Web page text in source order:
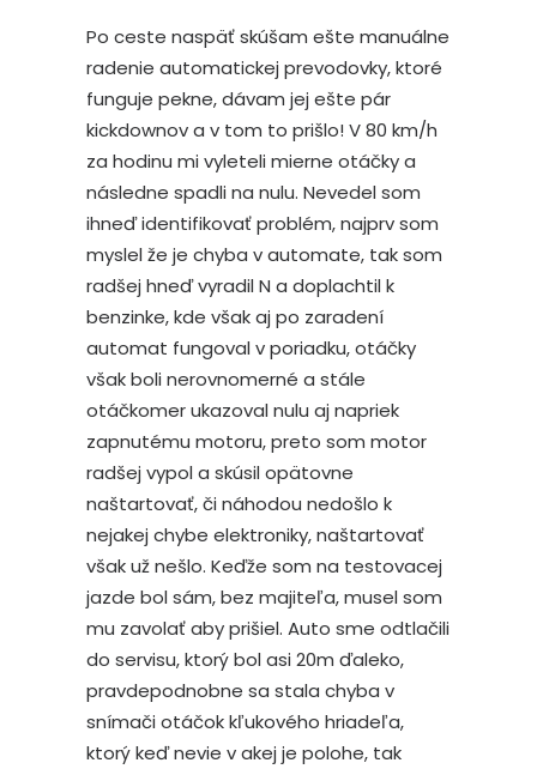
Po ceste naspäť skúšam ešte manuálne
radenie automatickej prevodovky, ktoré
funguje pekne, dávam jej ešte pár
kickdownov a v tom to prišlo! V 80 km/h
za hodinu mi vyleteli mierne otáčky a
následne spadli na nulu. Nevedel som
ihneď identifikovať problém, najprv som
myslel že je chyba v automate, tak som
radšej hneď vyradil N a doplachtil k
benzinke, kde však aj po zaradení
automat fungoval v poriadku, otáčky
však boli nerovnomerné a stále
otáčkomer ukazoval nulu aj napriek
zapnutému motoru, preto som motor
radšej vypol a skúsil opätovne
naštartovať, či náhodou nedošlo k
nejakej chybe elektroniky, naštartovať
však už nešlo. Keďže som na testovacej
jazde bol sám, bez majiteľa, musel som
mu zavolať aby prišiel. Auto sme odtlačili
do servisu, ktorý bol asi 20m ďaleko,
pravdepodnobne sa stala chyba v
snímači otáčok kľukového hriadeľa,
ktorý keď nevie v akej je polohe, tak